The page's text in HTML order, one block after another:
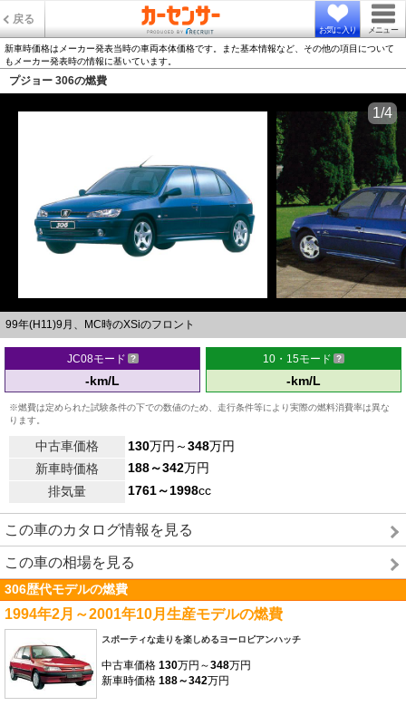
戻る
お気に入り メニュー
新車時価格はメーカー発表当時の車両本体価格です。また基本情報など、その他の項目について
もメーカー発表時の情報に基いています。
プジョー 306の燃費
99年(H11)9月、MC時のXSiのフロント
1/4
JC08モード
-km/L
10・15モード
-km/L
※燃費は定められた試験条件の下での数値のため、走行条件等により実際の燃料消費率は異な
ります。
中古車価格 130万円～348万円
新車時価格
188～342万円
排気量
1761～1998cc
この車のカタログ情報を見る
この車の相場を見る
306歴代モデルの燃費
1994年2月～2001年10月生産モデルの燃費
スポーティな走りを楽しめるヨーロピアンハッチ
中古車価格 130万円～348万円
新車時価格 188～342万円